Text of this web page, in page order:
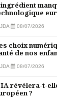
JDA 08/07/2026
choix
de nos
JDA 08/07/2026
révélera-t-
?